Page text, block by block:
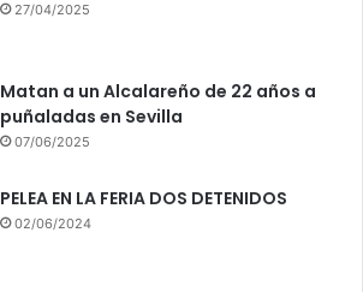
27/04/2025
Matan a un Alcalareño de 22 años a
puñaladas en Sevilla
07/06/2025
PELEA EN LA FERIA DOS DETENIDOS
02/06/2024